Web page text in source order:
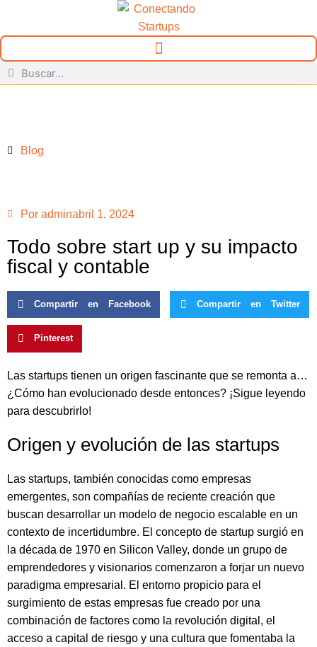
Blog
Por adminabril 1, 2024
Todo sobre start up y su impacto
fiscal y contable
Compartir en Facebook Compartir en Twitter
Pinterest
Las startups tienen un origen fascinante que se remonta a…
¿Cómo han evolucionado desde entonces? ¡Sigue leyendo
para descubrirlo!
Origen y evolución de las startups
Las startups, también conocidas como empresas
emergentes, son compañías de reciente creación que
buscan desarrollar un modelo de negocio escalable en un
contexto de incertidumbre. El concepto de startup surgió en
la década de 1970 en Silicon Valley, donde un grupo de
emprendedores y visionarios comenzaron a forjar un nuevo
paradigma empresarial. El entorno propicio para el
surgimiento de estas empresas fue creado por una
combinación de factores como la revolución digital, el
acceso a capital de riesgo y una cultura que fomentaba la